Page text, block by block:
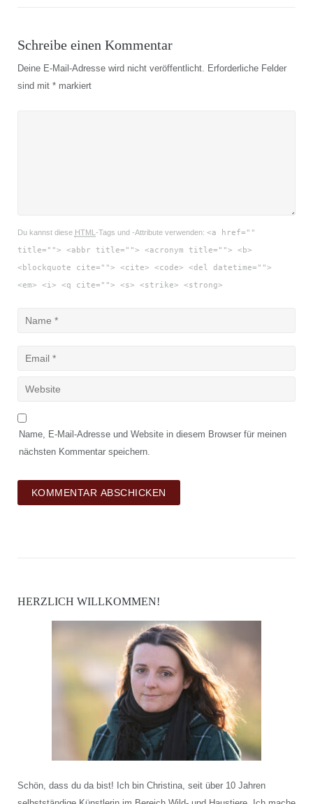
Schreibe einen Kommentar
Deine E-Mail-Adresse wird nicht veröffentlicht.
Erforderliche Felder
sind mit *markiert
Du kannst diese HTML-Tags und -Attribute verwenden: <a href=""
title=""> <abbr title=""> <acronym title=""> <b>
<blockquote cite=""> <cite> <code> <del datetime="">
<em> <i> <q cite=""> <s> <strike> <strong>
Name, E-Mail-Adresse und Website in diesem Browser für meinen
nächsten Kommentar speichern.
HERZLICH WILLKOMMEN!
Schön, dass du da bist! Ich bin Christina, seit über 10 Jahren